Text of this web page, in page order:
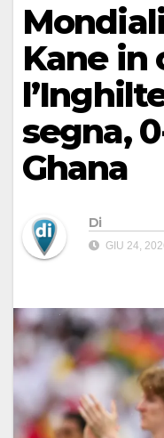
Kane in
segna,
Ghana
Di
GIU 24,